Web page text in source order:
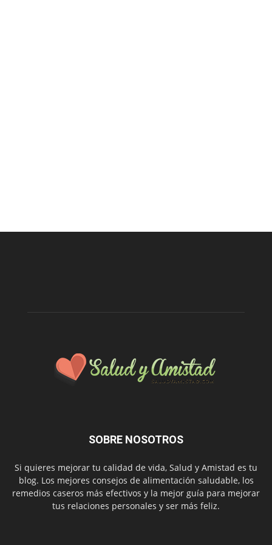
SOBRE NOSOTROS
Si quieres mejorar tu calidad de vida, Salud y Amistad es tu
blog. Los mejores consejos de alimentación saludable, los
remedios caseros más efectivos y la mejor guía para mejorar
tus relaciones personales y ser más feliz.